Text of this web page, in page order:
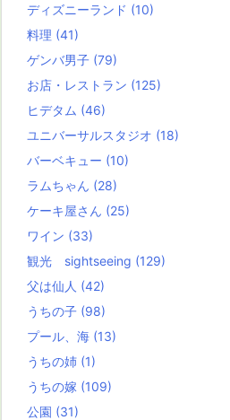
ディズニーランド (10)
料理 (41)
ゲンバ男子 (79)
お店・レストラン (125)
ヒデタム (46)
ユニバーサルスタジオ (18)
バーベキュー (10)
ラムちゃん (28)
ケーキ屋さん (25)
ワイン (33)
観光 sightseeing (129)
父は仙人 (42)
うちの子 (98)
プール、海 (13)
うちの姉 (1)
うちの嫁 (109)
公園 (31)